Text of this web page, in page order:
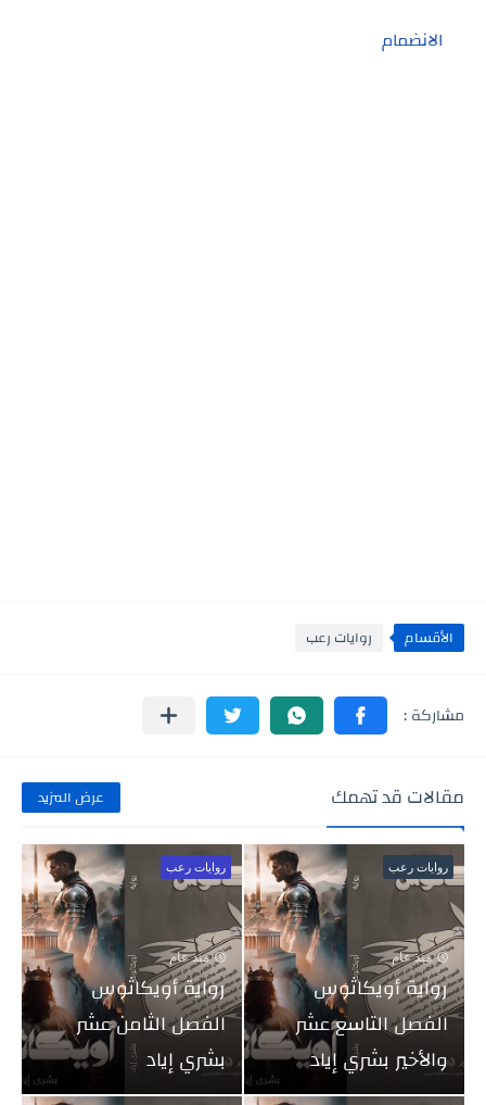
الانضمام
الأقسام روايات رعب
مقالات قد تهمك عرض المزيد
روايات رعب
منذ عام
رواية أويكاثوس
الفصل التاسع عشر
والأخير بشري إياد
روايات رعب
منذ عام
رواية أويكاثوس
الفصل الثامن عشر
بشري إياد